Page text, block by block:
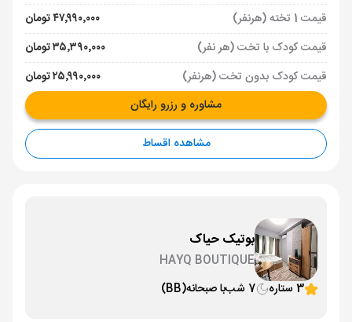
قیمت 1 تخته (هرنفر)
۴۷٬۹۹۰٬۰۰۰ تومان
قیمت کودک با تخت (هر نفر)
۳۵٬۳۹۰٬۰۰۰ تومان
قیمت کودک بدون تخت (هرنفر)
۲۵٬۹۹۰٬۰۰۰ تومان
مشاوره و رزرو رایگان
مشاهده اقساط
بوتیک حیاک
HAYQ BOUTIQUE
3 ستاره
7 شب با صبحانه(BB)